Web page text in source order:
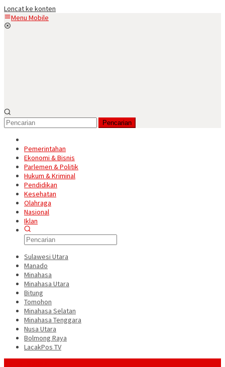
Loncat ke konten
Menu Mobile
Pencarian
Pemerintahan
Ekonomi & Bisnis
Parlemen & Politik
Hukum & Kriminal
Pendidikan
Kesehatan
Olahraga
Nasional
Iklan
Sulawesi Utara
Manado
Minahasa
Minahasa Utara
Bitung
Tomohon
Minahasa Selatan
Minahasa Tenggara
Nusa Utara
Bolmong Raya
LacakPos TV